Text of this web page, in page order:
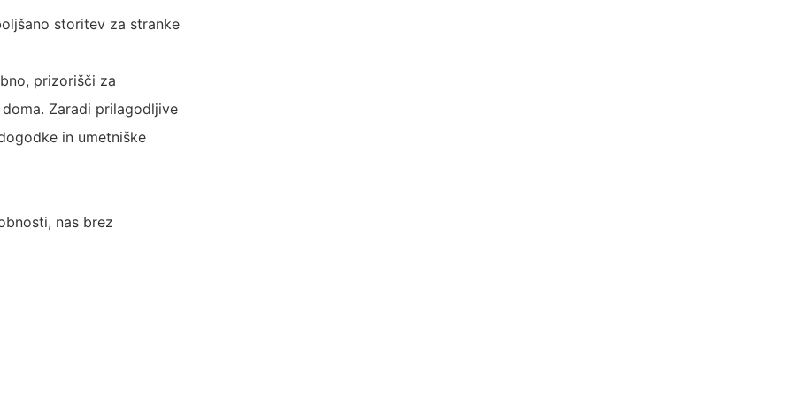
storitev za stranke
prizorišči za
Zaradi prilagodljive
in umetniške
nas brez